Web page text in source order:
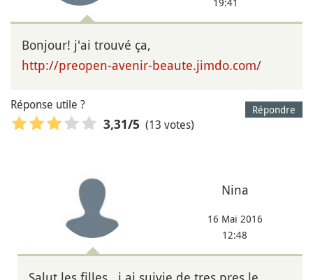
Bonjour! j'ai trouvé ça,
http://preopen-avenir-beaute.jimdo.com/
Répondre
Réponse utile ?
3,31/5 (13 votes)
Nina
16 Mai 2016
12:48